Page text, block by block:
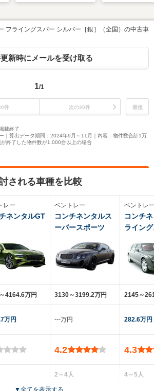
ートキー HID シー
トヒーター ETC ク
チアルミ オートライ
イビングビー
ーテールゲー
フライングスパー シルバー［銀］（全国）の中古車
新時にメールを受け取る
1/1
件 次の30件 最後
載終了
｜算出データ期間：2024年9月～11月｜内容：物件数合計1万
終了した物件数が1,000台以上の場合
される車種を比較
レー
ネンタルGT
4164.6万円
万円
ベントレー
コンチネンタルス
ーパースポーツ
3130～3199.2万円
‐‐‐万円
4.2
2～4人
ベントレ
コンチ
ライン
2145～
282.6万円
4.3
4～5人